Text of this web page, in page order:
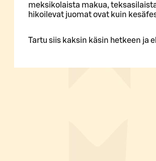
meksikolaista makua,
hikoilevat juomat ovat kuin
Tartu siis kaksin käsin hetkeen ja